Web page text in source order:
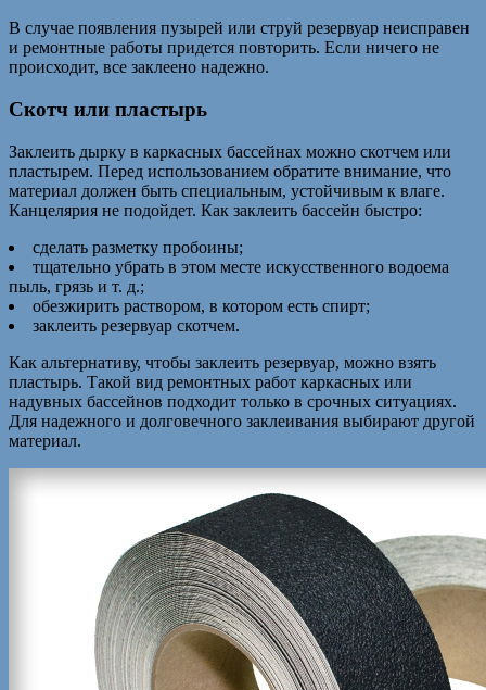
В случае появления пузырей или струй резервуар неисправен
и ремонтные работы придется повторить. Если ничего не
происходит, все заклеено надежно.
Скотч или пластырь
Заклеить дырку в каркасных бассейнах можно скотчем или
пластырем. Перед использованием обратите внимание, что
материал должен быть специальным, устойчивым к влаге.
Канцелярия не подойдет. Как заклеить бассейн быстро:
сделать разметку пробоины;
тщательно убрать в этом месте искусственного водоема
пыль, грязь и т. д.;
обезжирить раствором, в котором есть спирт;
заклеить резервуар скотчем.
Как альтернативу, чтобы заклеить резервуар, можно взять
пластырь. Такой вид ремонтных работ каркасных или
надувных бассейнов подходит только в срочных ситуациях.
Для надежного и долговечного заклеивания выбирают другой
материал.